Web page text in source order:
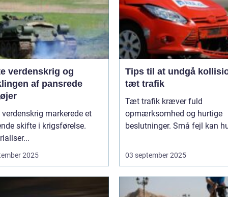
verdenskrig og
af pansrede
verdenskrig markerede et
skifte i krigsførelse.
2025
Tips til at undgå
tæt trafik
Tæt trafik kræver fuld
opmærksomhed og hurtige
beslutninger. Små fejl kan
03 september 2025